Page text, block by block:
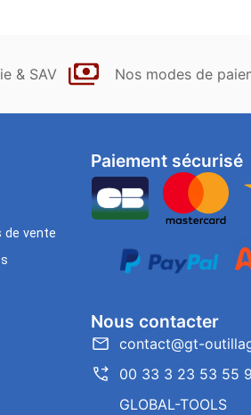
& SAV Nos modes de
de vente
Paiement sécurisé
Nous contacter
contact@gt-
00 33 3 23 53 55
GLOBAL-TOOLS